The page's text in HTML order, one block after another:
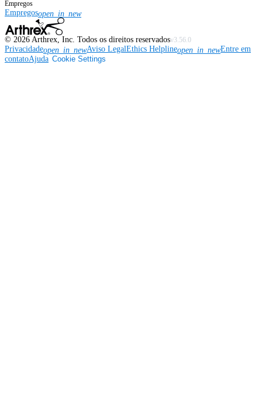
Empregos
Empregosopen_in_new
© 2026 Arthrex, Inc. Todos os direitos reservadosv3.56.0
Privacidadeopen_in_newAviso LegalEthics Helplineopen_in_newEntre em
contatoAjuda Cookie Settings